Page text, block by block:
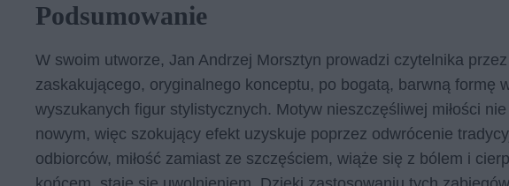
Podsumowanie
W swoim utworze, Jan Andrzej Morsztyn prowadzi czytelnika
zaskakującego, oryginalnego konceptu, po bogatą, barwną formę
wyszukanych figur stylistycznych. Motyw nieszczęśliwej miłości
nowym, więc szokujący efekt uzyskuje poprzez odwrócenie
odbiorców, miłość zamiast ze szczęściem, wiąże się z bólem i